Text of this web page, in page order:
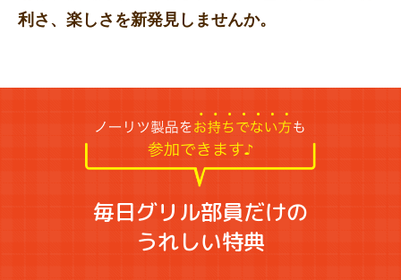
利さ、楽しさを新発見しませんか。
毎日グリル部員だけの
うれしい特典